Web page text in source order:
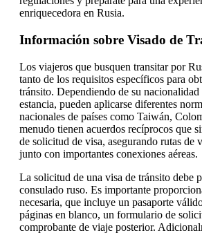
enriquecedora en Rusia.
Información sobre Visado de
Los viajeros que busquen transitar por
tanto de los requisitos específicos para
tránsito. Dependiendo de su
estancia, pueden aplicarse diferentes
nacionales de países como Taiwán,
menudo tienen acuerdos recíprocos que
de solicitud de visa, asegurando rutas de
junto con importantes conexiones aéreas.
La solicitud de una visa de tránsito debe
consulado ruso. Es importante
necesaria, que incluye un pasaporte
páginas en blanco, un formulario de
comprobante de viaje posterior.